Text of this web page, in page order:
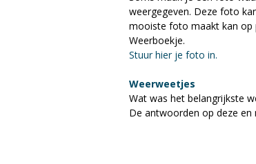
a
g
a
z
weergegeven. Deze foto
mooiste foto maakt kan op
Weerboekje.
Stuur hier je foto in.
Weerweetjes
Wat was het belangrijkste
De antwoorden op deze en